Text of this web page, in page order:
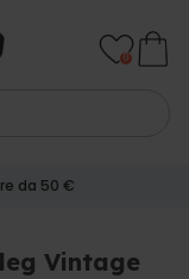
0
da 50 €
Vintage